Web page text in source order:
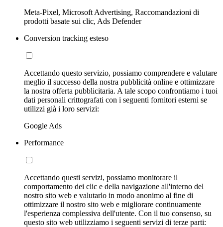
Meta-Pixel, Microsoft Advertising, Raccomandazioni di
prodotti basate sui clic, Ads Defender
Conversion tracking esteso
Accettando questo servizio, possiamo comprendere e valutare
meglio il successo della nostra pubblicità online e ottimizzare
la nostra offerta pubblicitaria. A tale scopo confrontiamo i tuoi
dati personali crittografati con i seguenti fornitori esterni se
utilizzi già i loro servizi:
Google Ads
Performance
Accettando questi servizi, possiamo monitorare il
comportamento dei clic e della navigazione all'interno del
nostro sito web e valutarlo in modo anonimo al fine di
ottimizzare il nostro sito web e migliorare continuamente
l'esperienza complessiva dell'utente. Con il tuo consenso, su
questo sito web utilizziamo i seguenti servizi di terze parti: